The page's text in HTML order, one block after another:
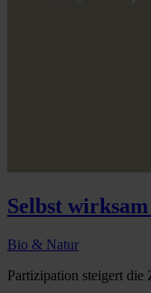
Selbst
Bio & Natur
Partizipation steigert die